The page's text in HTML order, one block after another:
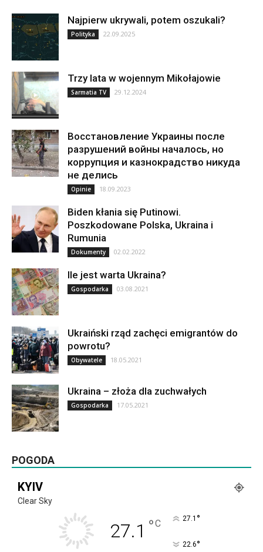
Najpierw ukrywali, potem oszukali?
Polityka 22.09.2025
Trzy lata w wojennym Mikołajowie
Sarmatia TV 29.12.2024
Восстановление Украины после
разрушений войны началось, но
коррупция и казнокрадство никуда
не делись
Opinie 18.09.2023
Biden kłania się Putinowi.
Poszkodowane Polska, Ukraina i
Rumunia
Dokumenty 02.02.2022
Ile jest warta Ukraina?
Gospodarka 03.08.2021
Ukraiński rząd zachęci emigrantów do
powrotu?
Obywatele 18.05.2021
Ukraina – złoża dla zuchwałych
Gospodarka 17.05.2021
POGODA
KYIV
Clear Sky
27.1 °C 27.1 °
22.6°